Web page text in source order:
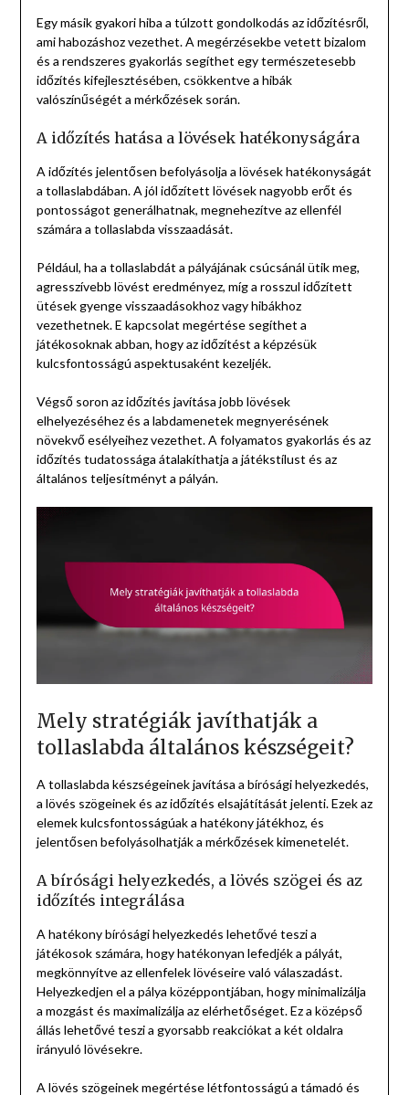
Egy másik gyakori hiba a túlzott gondolkodás az időzítésről,
ami habozáshoz vezethet. A megérzésekbe vetett bizalom
és a rendszeres gyakorlás segíthet egy természetesebb
időzítés kifejlesztésében, csökkentve a hibák
valószínűségét a mérkőzések során.
A időzítés hatása a lövések hatékonyságára
A időzítés jelentősen befolyásolja a lövések hatékonyságát
a tollaslabdában. A jól időzített lövések nagyobb erőt és
pontosságot generálhatnak, megnehezítve az ellenfél
számára a tollaslabda visszaadását.
Például, ha a tollaslabdát a pályájának csúcsánál ütik meg,
agresszívebb lövést eredményez, míg a rosszul időzített
ütések gyenge visszaadásokhoz vagy hibákhoz
vezethetnek. E kapcsolat megértése segíthet a
játékosoknak abban, hogy az időzítést a képzésük
kulcsfontosságú aspektusaként kezeljék.
Végső soron az időzítés javítása jobb lövések
elhelyezéséhez és a labdamenetek megnyerésének
növekvő esélyeihez vezethet. A folyamatos gyakorlás és az
időzítés tudatossága átalakíthatja a játékstílust és az
általános teljesítményt a pályán.
Mely stratégiák javíthatják a
tollaslabda általános készségeit?
A tollaslabda készségeinek javítása a bírósági helyezkedés,
a lövés szögeinek és az időzítés elsajátítását jelenti. Ezek az
elemek kulcsfontosságúak a hatékony játékhoz, és
jelentősen befolyásolhatják a mérkőzések kimenetelét.
A bírósági helyezkedés, a lövés szögei és az
időzítés integrálása
A hatékony bírósági helyezkedés lehetővé teszi a
játékosok számára, hogy hatékonyan lefedjék a pályát,
megkönnyítve az ellenfelek lövéseire való válaszadást.
Helyezkedjen el a pálya középpontjában, hogy minimalizálja
a mozgást és maximalizálja az elérhetőséget. Ez a középső
állás lehetővé teszi a gyorsabb reakciókat a két oldalra
irányuló lövésekre.
A lövés szögeinek megértése létfontosságú a támadó és